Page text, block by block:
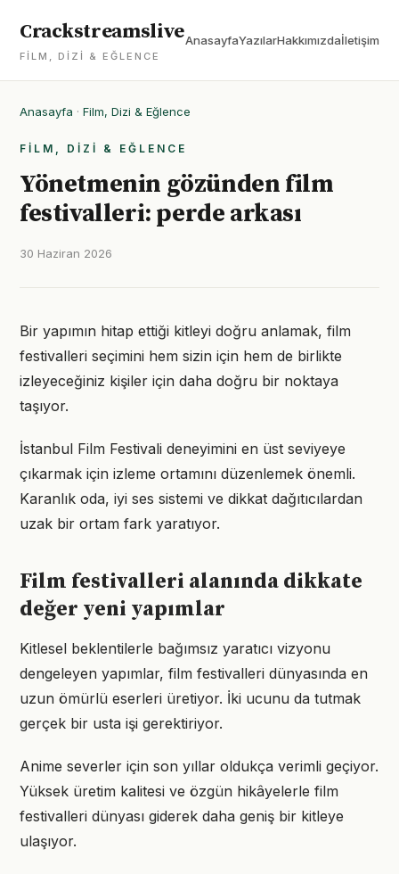
Crackstreamslive
FILM, DIZI & EĞLENCE
AnasayfaYazılarHakkımızdaİletişim
Anasayfa · Film, Dizi & Eğlence
FILM, DIZI & EĞLENCE
Yönetmenin gözünden film
festivalleri: perde arkası
30 Haziran 2026
Bir yapımın hitap ettiği kitleyi doğru anlamak, film
festivalleri seçimini hem sizin için hem de birlikte
izleyeceğiniz kişiler için daha doğru bir noktaya
taşıyor.
İstanbul Film Festivali deneyimini en üst seviyeye
çıkarmak için izleme ortamını düzenlemek önemli.
Karanlık oda, iyi ses sistemi ve dikkat dağıtıcılardan
uzak bir ortam fark yaratıyor.
Film festivalleri alanında dikkate
değer yeni yapımlar
Kitlesel beklentilerle bağımsız yaratıcı vizyonu
dengeleyen yapımlar, film festivalleri dünyasında en
uzun ömürlü eserleri üretiyor. İki ucunu da tutmak
gerçek bir usta işi gerektiriyor.
Anime severler için son yıllar oldukça verimli geçiyor.
Yüksek üretim kalitesi ve özgün hikâyelerle film
festivalleri dünyası giderek daha geniş bir kitleye
ulaşıyor.